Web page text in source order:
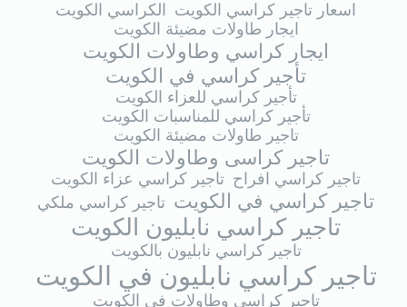
اسعار تاجير كراسي الكويت
الكراسي الكويت
ايجار طاولات مضيئة الكويت
ايجار كراسي وطاولات الكويت
تأجير كراسي في الكويت
تأجير كراسي للعزاء الكويت
تأجير كراسي للمناسبات الكويت
تاجير طاولات مضيئة الكويت
تاجير كراسى وطاولات الكويت
تاجير كراسي افراح تاجير كراسي عزاء الكويت
تاجير كراسي في الكويت تاجير كراسي ملكي
تاجير كراسي نابليون الكويت
تاجير كراسي نابليون بالكويت
تاجير كراسي نابليون في الكويت
تاجير كراسي وطاولات فى الكويت